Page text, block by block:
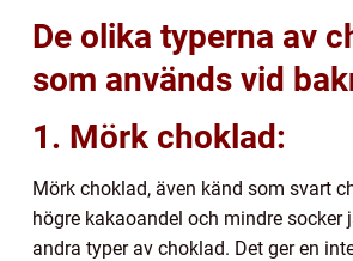
De olika typerna av
som används vid
1. Mörk choklad:
Mörk choklad, även känd som svart
högre kakaoandel och mindre socker
andra typer av choklad. Det ger en